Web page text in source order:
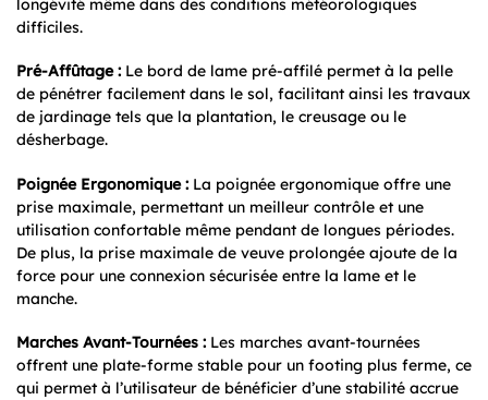
longévité même dans des conditions météorologiques
difficiles.
Pré-Affûtage : Le bord de lame pré-affilé permet à la pelle
de pénétrer facilement dans le sol, facilitant ainsi les travaux
de jardinage tels que la plantation, le creusage ou le
désherbage.
Poignée Ergonomique : La poignée ergonomique offre une
prise maximale, permettant un meilleur contrôle et une
utilisation confortable même pendant de longues périodes.
De plus, la prise maximale de veuve prolongée ajoute de la
force pour une connexion sécurisée entre la lame et le
manche.
Marches Avant-Tournées : Les marches avant-tournées
offrent une plate-forme stable pour un footing plus ferme, ce
qui permet à l’utilisateur de bénéficier d’une stabilité accrue